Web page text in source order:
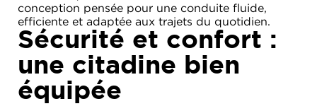
conception pensée pour une conduite fluide,
efficiente et adaptée aux trajets du quotidien.
Sécurité et confort :
une citadine bien
équipée